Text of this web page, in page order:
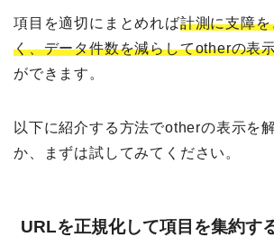
項目を適切にまとめれば計測に支障
く、データ件数を減らしてotherの表
ができます。
以下に紹介する方法でotherの表示を
か、まずは試してみてください。
URLを正規化して項目を集約す